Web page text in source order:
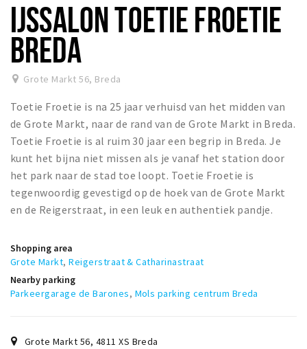
General practitioner and first aid
Q&A
DISCOUNTS
Breda Student Shop
Spin the wheel!
LEISURE
News
Agenda
Museums, theatres & stages
Trips & activities
Student routes
Party pics
IJSSALON TOETIE FROETIE
BREDA
Grote Markt 56, Breda
Toetie Froetie is na 25 jaar verhuisd van het midden van
de Grote Markt, naar de rand van de Grote Markt in Breda.
Toetie Froetie is al ruim 30 jaar een begrip in Breda. Je
kunt het bijna niet missen als je vanaf het station door
het park naar de stad toe loopt. Toetie Froetie is
tegenwoordig gevestigd op de hoek van de Grote Markt
en de Reigerstraat, in een leuk en authentiek pandje.
Shopping area
Grote Markt,Reigerstraat & Catharinastraat
Nearby parking
Parkeergarage de Barones, Mols parking centrum Breda
Grote Markt 56, 4811 XS Breda